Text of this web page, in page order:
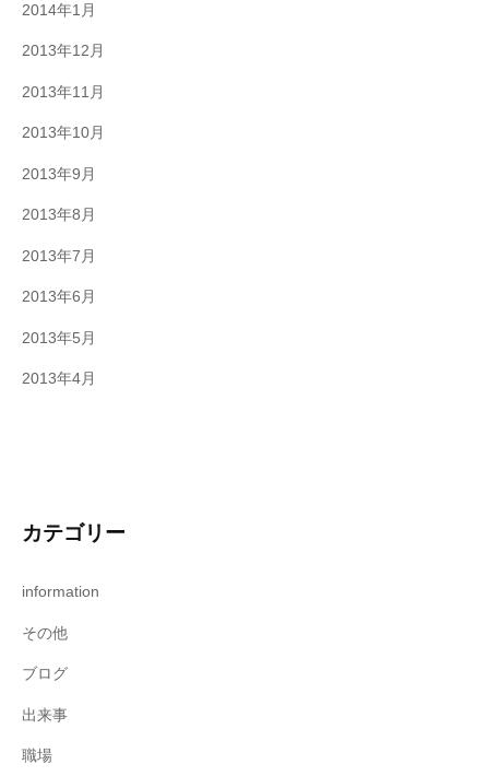
2014年1月
2013年12月
2013年11月
2013年10月
2013年9月
2013年8月
2013年7月
2013年6月
2013年5月
2013年4月
カテゴリー
information
その他
ブログ
出来事
職場